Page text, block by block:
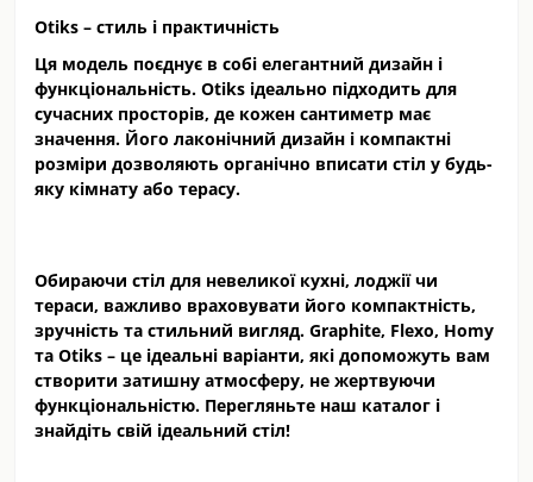
Otiks – стиль і практичність
Ця модель поєднує в собі елегантний дизайн і
функціональність. Otiks ідеально підходить для
сучасних просторів, де кожен сантиметр має
значення. Його лаконічний дизайн і компактні
розміри дозволяють органічно вписати стіл у будь-
яку кімнату або терасу.
Обираючи стіл для невеликої кухні, лоджії чи
тераси, важливо враховувати його компактність,
зручність та стильний вигляд. Graphite, Flexo, Homy
та Otiks – це ідеальні варіанти, які допоможуть вам
створити затишну атмосферу, не жертвуючи
функціональністю. Перегляньте наш каталог і
знайдіть свій ідеальний стіл!